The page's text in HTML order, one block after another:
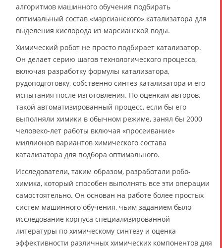
алгоритмов машинного обучения подбирать
оптимальный состав «марсианского» катализатора для
выделения кислорода из марсианской воды.
Химический робот не просто подбирает катализатор.
Он делает серию шагов технологического процесса,
включая разработку формулы катализатора,
рудоподготовку, собственно синтез катализатора и его
испытания после изготовления. По оценкам авторов,
такой автоматизированный процесс, если бы его
выполняли химики в обычном режиме, занял бы 2000
человеко-лет работы включая «просеивание»
миллионов вариантов химического состава
катализатора для подбора оптимального.
Исследователи, таким образом, разработали робо-
химика, который способен выполнять все эти операции
самостоятельно. Он основан на работе более простых
систем машинного обучения, чьим заданием было
исследование корпуса специализированной
литературы по химическому синтезу и оценка
эффективности различных химических компонентов для